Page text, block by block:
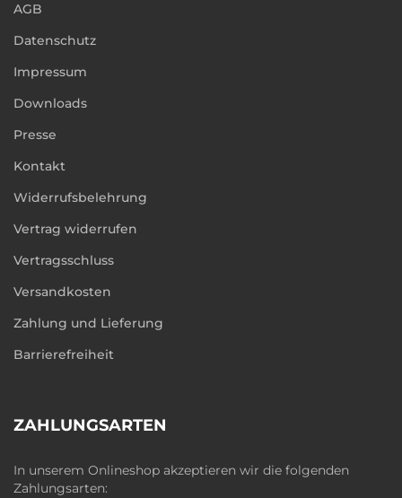
AGB
Datenschutz
Impressum
Downloads
Presse
Kontakt
Widerrufsbelehrung
Vertrag widerrufen
Vertragsschluss
Versandkosten
Zahlung und Lieferung
Barrierefreiheit
ZAHLUNGSARTEN
In unserem Onlineshop akzeptieren wir die folgenden
Zahlungsarten: